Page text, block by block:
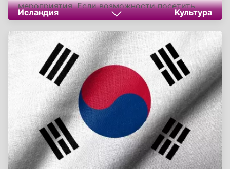
мероприятия. Если возможности посетить
Исландию нет, всегда можно устроить
собственный праздник, выбрав исландское
пиво на свой вкус, ведь оно экспортируется
во многие страны мира.
Исландия Культура